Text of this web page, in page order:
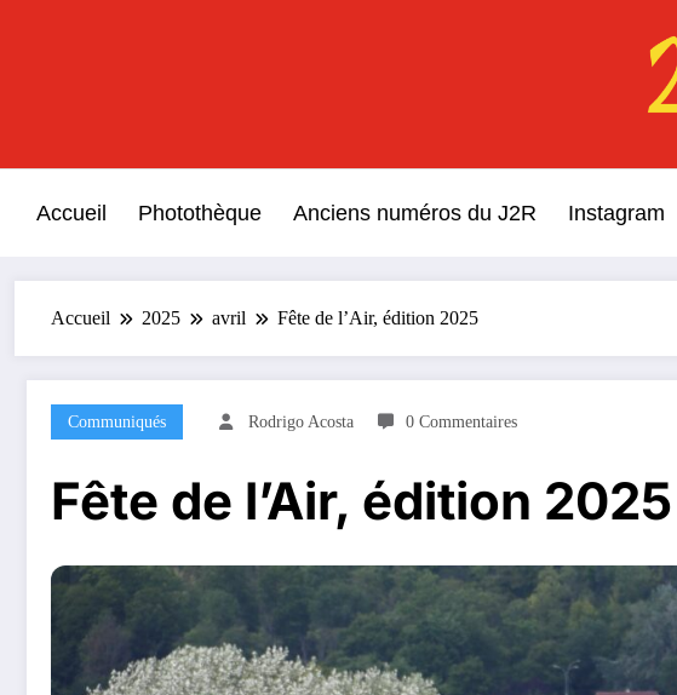
Accueil Photothèque Anciens numéros du J2R Instagram
Accueil 2025 avril Fête de l’Air, édition 2025
Communiqués Rodrigo Acosta 0 Commentaires
Fête de l’Air, édition 2025